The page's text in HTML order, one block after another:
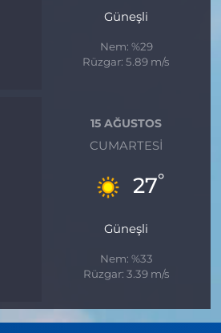
Güneşli
Nem: %29
Rüzgar: 5.89 m/s
15 AĞUSTOS
CUMARTESI
27°
Güneşli
Nem: %33
Rüzgar: 3.39 m/s